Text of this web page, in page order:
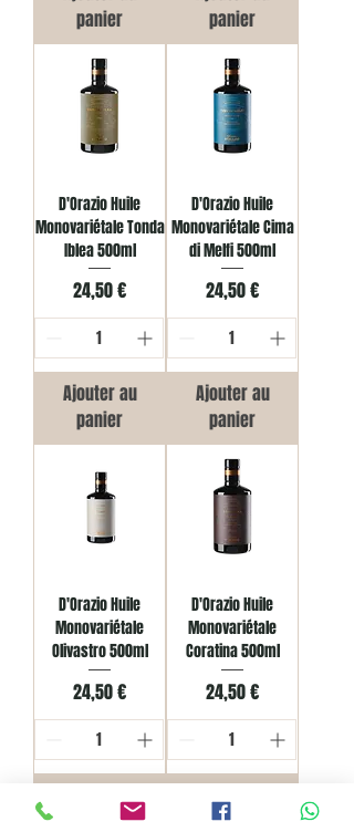
panier
panier
D'Orazio Huile
Monovariétale Tonda
Iblea 500ml
Prix
24,50 €
Ajouter au
panier
D'Orazio Huile
Monovariétale Cima
di Melfi 500ml
Prix
24,50 €
Ajouter au
panier
D'Orazio Huile
Monovariétale
Olivastro 500ml
Prix
24,50 €
Ajouter au
panier
D'Orazio Huile
Monovariétale
Coratina 500ml
Prix
24,50 €
Ajouter au
panier